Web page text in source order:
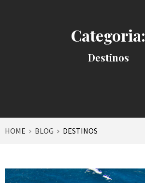
Categoria:
Destinos
HOME BLOG DESTINOS